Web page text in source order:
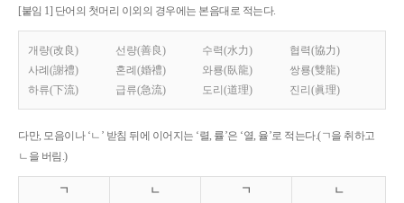
[붙임 1] 단어의 첫머리 이외의 경우에는 본음대로 적는다.
개량(改良) 선량(善良) 수력(水力)
협력(協力)
사례(謝禮)
혼례(婚禮) 와룡(臥龍)
쌍룡(雙龍)
하류(下流)
급류(急流) 도리(道理) 진리(眞理)
다만, 모음이나 ‘ㄴ’ 받침 뒤에 이어지는 ‘렬, 률’은 ‘열, 율’로 적는다.(ㄱ을 취하고
ㄴ을 버림.)
ㄱ ㄴ ㄱ ㄴ